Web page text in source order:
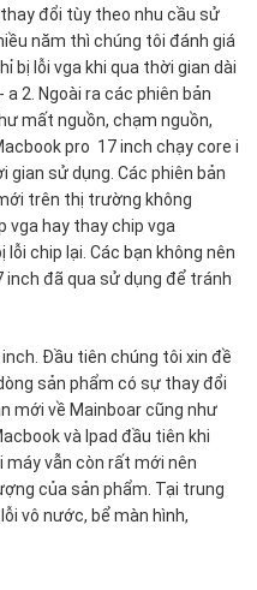
đổi tùy theo nhu cầu sử
năm thì chúng tôi đánh giá
bị lỗi vga khi qua thời gian dài
2. Ngoài ra các phiên bản
mất nguồn, chạm nguồn,
pro 17 inch chạy core i
gian sử dụng. Các phiên bản
trên thị trường không
vga hay thay chip vga
chip lại. Các bạn không nên
đã qua sử dụng để tránh
Đầu tiên chúng tôi xin đề
sản phẩm có sự thay đổi
mới về Mainboar cũng như
và Ipad đầu tiên khi
máy vẫn còn rất mới nên
của sản phẩm. Tại trung
vô nước, bể màn hình,